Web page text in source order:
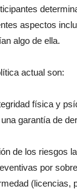
aspectos
algo de ella.
actual son:
física y
garantía de
de los riesgos
por
(licencias,